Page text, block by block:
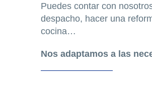
Puedes contar con
despacho, hacer una
cocina…
Nos adaptamos a las